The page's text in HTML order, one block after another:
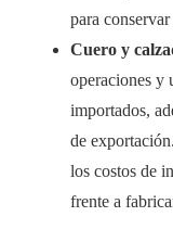
para
Cuero y
operaciones y
importados,
de
los costos de
frente a